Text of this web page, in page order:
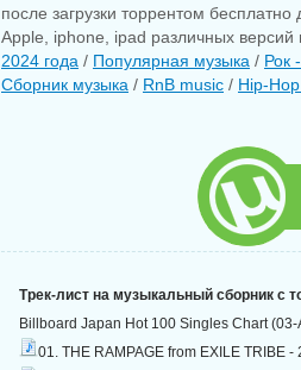
после загрузки торрентом
Apple, iphone, ipad различных версий
2024 года / Популярная музыка / Рок
Сборник музыка / RnB music / Hip-
Трек-лист на музыкальный сборник с
Billboard Japan Hot 100 Singles Chart
01. THE RAMPAGE from EXILE TRIBE